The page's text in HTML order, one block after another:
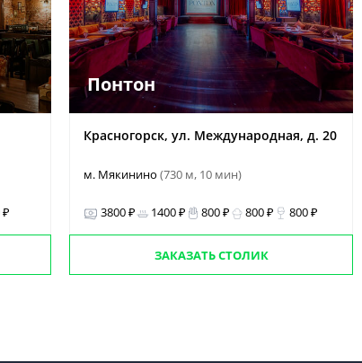
₽
Понтон
Красногорск, ул. Международная, д. 20
м. Мякинино (730 м, 10 мин)
3800 ₽ 1400 ₽ 800 ₽ 800 ₽ 800 ₽
ЗАКАЗАТЬ СТОЛИК